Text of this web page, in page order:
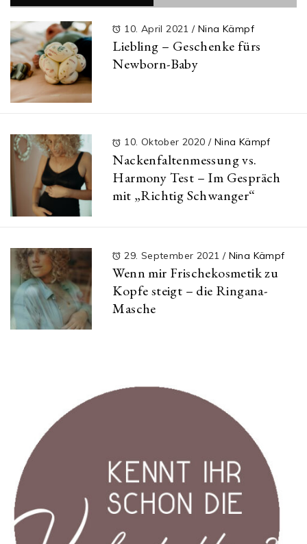
10. April 2021/ Nina Kämpf
Liebling – Geschenke fürs
Newborn-Baby
10. Oktober 2020 / Nina Kämpf
Nackenfaltenmessung vs.
Harmony Test – Im Gespräch
mit „Richtig Schwanger“
29. September 2021 / Nina Kämpf
Wenn mir Frischekosmetik zu
Kopfe steigt – die Ringana-
Masche